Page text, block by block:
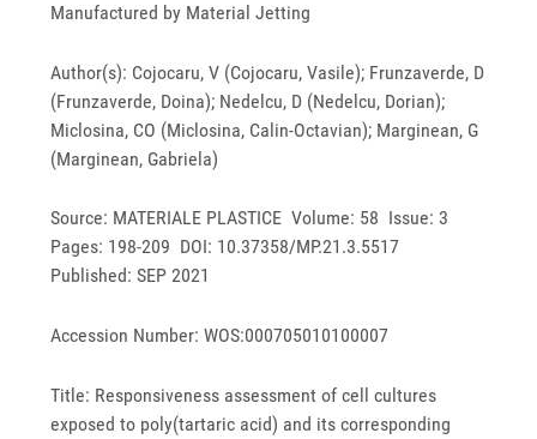
Manufactured by Material Jetting
Author(s): Cojocaru, V (Cojocaru, Vasile); Frunzaverde, D
(Frunzaverde, Doina); Nedelcu, D (Nedelcu, Dorian);
Miclosina, CO (Miclosina, Calin-Octavian); Marginean, G
(Marginean, Gabriela)
Source: MATERIALE PLASTICE Volume: 58 Issue: 3
Pages: 198-209 DOI: 10.37358/MP.21.3.5517
Published: SEP 2021
Accession Number: WOS:000705010100007
Title: Responsiveness assessment of cell cultures
exposed to poly(tartaric acid) and its corresponding